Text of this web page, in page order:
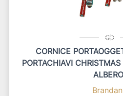
CORNICE
PORTACHIAVI
ALBERO